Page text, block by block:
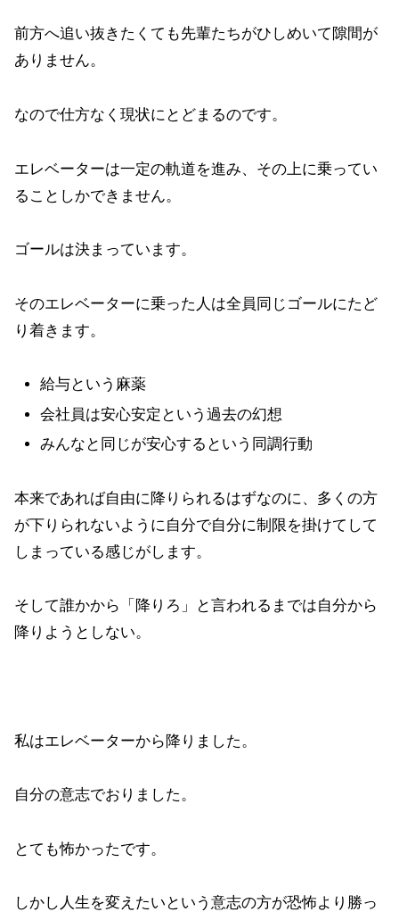
前方へ追い抜きたくても先輩たちがひしめいて隙間が
ありません。
なので仕方なく現状にとどまるのです。
エレベーターは一定の軌道を進み、その上に乗ってい
ることしかできません。
ゴールは決まっています。
そのエレベーターに乗った人は全員同じゴールにたど
り着きます。
給与という麻薬
会社員は安心安定という過去の幻想
みんなと同じが安心するという同調行動
本来であれば自由に降りられるはずなのに、多くの方
が下りられないように自分で自分に制限を掛けてして
しまっている感じがします。
そして誰かから「降りろ」と言われるまでは自分から
降りようとしない。
私はエレベーターから降りました。
自分の意志でおりました。
とても怖かったです。
しかし人生を変えたいという意志の方が恐怖より勝っ